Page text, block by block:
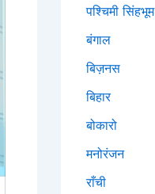
पश्चिमी सिंहभूम
बंगाल
बिज़नस
बिहार
बोकारो
मनोरंजन
राँची